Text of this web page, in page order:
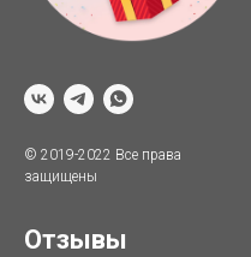
© 2019-2022 Все права
защищены
Отзывы